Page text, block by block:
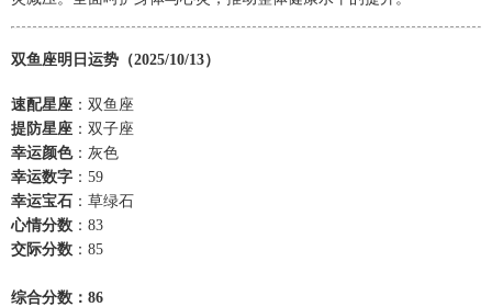
双鱼座明日运势（2025/10/13）
速配星座 ：双鱼座
提防星座 ：双子座
幸运颜色：灰色
幸运数字 ：59
幸运宝石 ：草绿石
心情分数 ：83
交际分数 ：85
综合分数：86